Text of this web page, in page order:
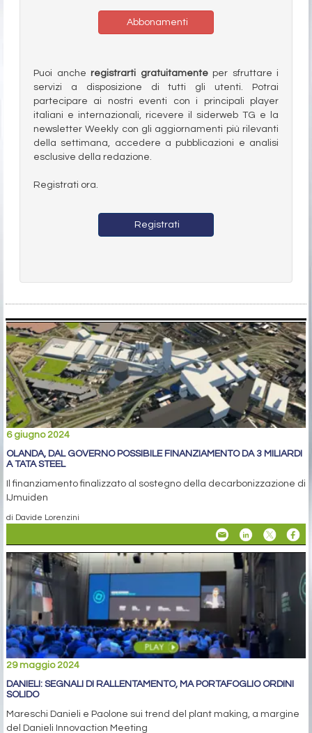
Abbonamenti
Puoi anche registrarti gratuitamenteper sfruttare i
servizi a disposizione di tutti gli utenti. Potrai
partecipare ai nostri eventi con i principali player
italiani e internazionali, ricevere il siderweb TG e la
newsletter Weekly con gli aggiornamenti più rilevanti
della settimana, accedere a pubblicazioni e analisi
esclusive della redazione.
Registrati ora.
Registrati
6 giugno 2024
OLANDA, DAL GOVERNO POSSIBILE FINANZIAMENTO DA 3 MILIARDI
A TATA STEEL
Il finanziamento finalizzato al sostegno della decarbonizzazione di
IJmuiden
di Davide Lorenzini
29 maggio 2024
DANIELI: SEGNALI DI RALLENTAMENTO, MA PORTAFOGLIO ORDINI
SOLIDO
Mareschi Danieli e Paolone sui trend del plant making, a margine
del Danieli Innovaction Meeting